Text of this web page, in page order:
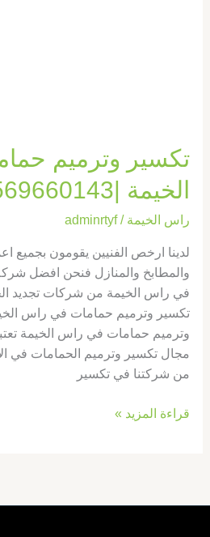
تكسير وترميم
الخيمة |0569660143
راس الخيمة /
adminrtyf
لدينا ارخص الفنيين يقومون بجميع
والمطابخ والمنازل فنحن افضل
في راس الخيمة من شركات تجديد
تكسير وترميم حمامات في راس
وترميم حمامات في راس الخيمة
مجال تكسير وترميم الحمامات في
من شركتنا في تكسير
قراءة المزيد »